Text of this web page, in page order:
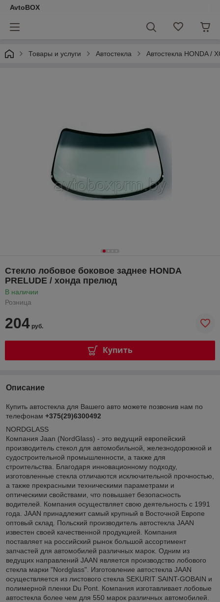
AvtoBOX
Товары и услуги Автостекла Автостекла HONDA /
Стекло лобовое боковое заднее HONDA
PRELUDE / хонда прелюд
В наличии
Розница
204 руб.
Купить
Описание
Купить автостекла для Вашего авто можете позвонив нам по
телефонам +375(29)6300492
NORDGLASS
Компания Jaan (NordGlass) - это ведущий европейский
производитель стекол для автомобильной, железнодорожной и
судостроительной промышленности, а также для
строительства. Благодаря инновационному подходу,
изготовленные стекла отличаются исключительной прочностью,
а также прекрасными техническими параметрами и
оптическими свойствами, что повышает безопасность
водителей. Компания осуществляет свою деятельность с 1991
года. JAAN принадлежит самый крупный в Восточной Европе
оптовый склад. Польский производитель автостекла JAAN
известен своей качественной продукцией. Компания
поставляет на российский рынок большой ассортимент
запчастей для автомобилей различных марок. Одним из
ведущих направлений JAAN является производство лобового
стекла марки "Nordglass". Изготовление автостекла JAAN
осуществляется из листового стекла SEKURIT SAINT-GOBAIN и
полимерной пленки Du Pont. Компания изготавливает лобовые
автостекла более чем для 550 марок различных автомобилей.